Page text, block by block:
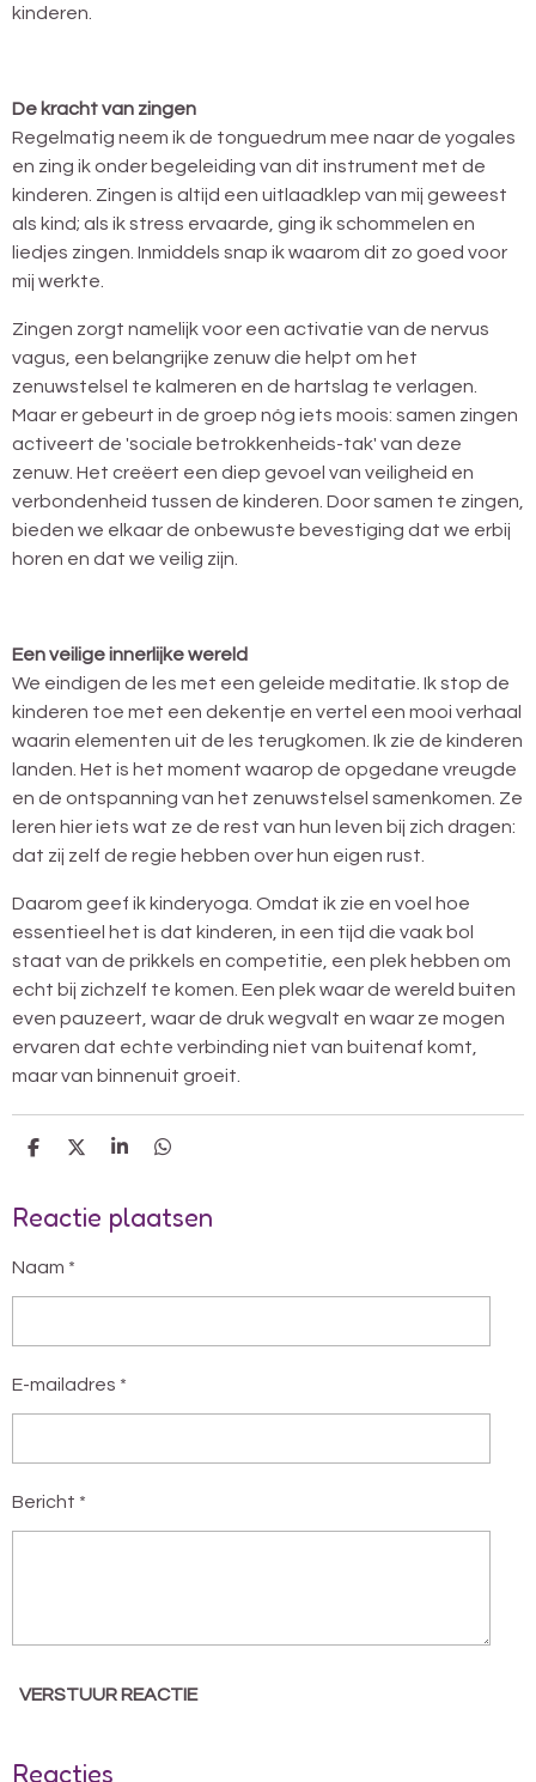
kinderen.
De kracht van zingen
Regelmatig neem ik de tonguedrum mee naar de yogales
en zing ik onder begeleiding van dit instrument met de
kinderen. Zingen is altijd een uitlaadklep van mij geweest
als kind; als ik stress ervaarde, ging ik schommelen en
liedjes zingen. Inmiddels snap ik waarom dit zo goed voor
mij werkte.
Zingen zorgt namelijk voor een activatie van de nervus
vagus, een belangrijke zenuw die helpt om het
zenuwstelsel te kalmeren en de hartslag te verlagen.
Maar er gebeurt in de groep nóg iets moois: samen zingen
activeert de 'sociale betrokkenheids-tak' van deze
zenuw. Het creëert een diep gevoel van veiligheid en
verbondenheid tussen de kinderen. Door samen te zingen,
bieden we elkaar de onbewuste bevestiging dat we erbij
horen en dat we veilig zijn.
Een veilige innerlijke wereld
We eindigen de les met een geleide meditatie. Ik stop de
kinderen toe met een dekentje en vertel een mooi verhaal
waarin elementen uit de les terugkomen. Ik zie de kinderen
landen. Het is het moment waarop de opgedane vreugde
en de ontspanning van het zenuwstelsel samenkomen. Ze
leren hier iets wat ze de rest van hun leven bij zich dragen:
dat zij zelf de regie hebben over hun eigen rust.
Daarom geef ik kinderyoga. Omdat ik zie en voel hoe
essentieel het is dat kinderen, in een tijd die vaak bol
staat van de prikkels en competitie, een plek hebben om
echt bij zichzelf te komen. Een plek waar de wereld buiten
even pauzeert, waar de druk wegvalt en waar ze mogen
ervaren dat echte verbinding niet van buitenaf komt,
maar van binnenuit groeit.
D
E
N
D
L
S
R
E
D
E
N
Reactie plaatsen
Naam *
E-mailadres *
Bericht *
VERSTUUR REACTIE
Reacties